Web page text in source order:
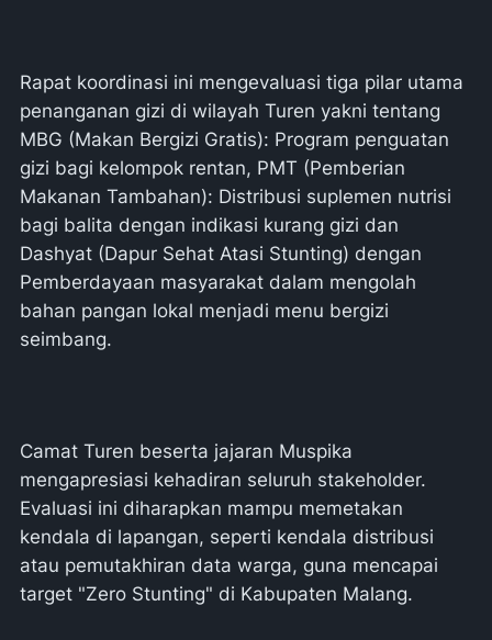
Rapat koordinasi ini mengevaluasi tiga pilar utama
penanganan gizi di wilayah Turen yakni tentang
MBG (Makan Bergizi Gratis): Program penguatan
gizi bagi kelompok rentan, PMT (Pemberian
Makanan Tambahan): Distribusi suplemen nutrisi
bagi balita dengan indikasi kurang gizi dan
Dashyat (Dapur Sehat Atasi Stunting) dengan
Pemberdayaan masyarakat dalam mengolah
bahan pangan lokal menjadi menu bergizi
seimbang.
Camat Turen beserta jajaran Muspika
mengapresiasi kehadiran seluruh stakeholder.
Evaluasi ini diharapkan mampu memetakan
kendala di lapangan, seperti kendala distribusi
atau pemutakhiran data warga, guna mencapai
target "Zero Stunting" di Kabupaten Malang.